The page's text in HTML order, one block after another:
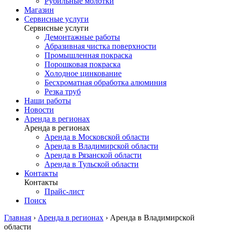
Магазин
Сервисные услуги
Сервисные услуги
Демонтажные работы
Абразивная чистка поверхности
Промышленная покраска
Порошковая покраска
Холодное цинкование
Бесхроматная обработка алюминия
Резка труб
Наши работы
Новости
Аренда в регионах
Аренда в регионах
Аренда в Московской области
Аренда в Владимирской области
Аренда в Рязанской области
Аренда в Тульской области
Контакты
Контакты
Прайс-лист
Поиск
Главная › Аренда в регионах › Аренда в Владимирской
области